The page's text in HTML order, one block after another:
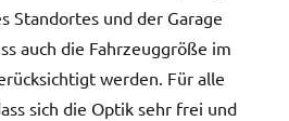
Standortes und der Garage
auch die Fahrzeuggröße im
werden. Für alle
sich die Optik sehr frei und